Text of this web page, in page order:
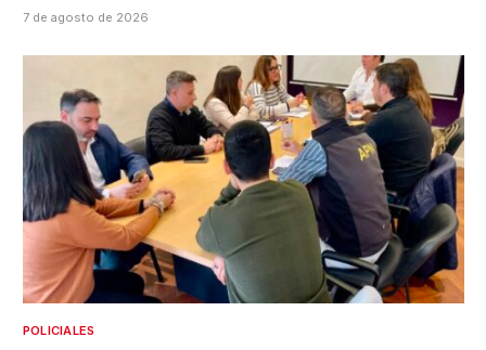
7 de agosto de 2026
POLICIALES